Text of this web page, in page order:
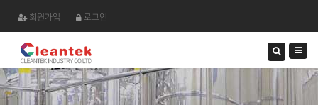
회원가입 로그인
검
색
하
기